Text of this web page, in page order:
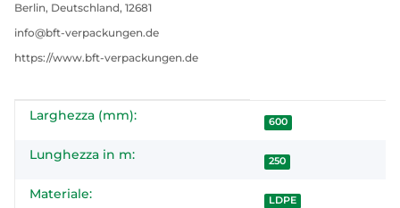
Berlin, Deutschland, 12681
info@bft-verpackungen.de
https://www.bft-verpackungen.de
#productDetails.itemInformation#
#productDetails.itemValue#
Larghezza (mm): 600
Lunghezza in m: 250
Materiale: LDPE